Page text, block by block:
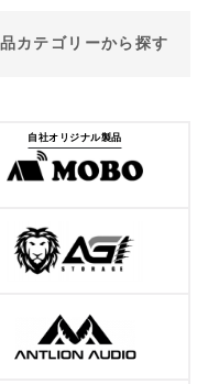
カテゴリーから探す
自社オリジナル製品